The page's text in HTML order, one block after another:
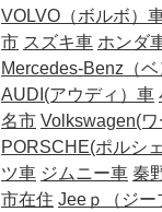
VOLVO（ボルボ）
市 スズキ車 ホンダ
Mercedes-Benz（
AUDI(アウディ）車
名市 Volkswagen(
PORSCHE(ポルシ
ツ車 ジムニー車 秦
市在住 Jeeｐ（ジー